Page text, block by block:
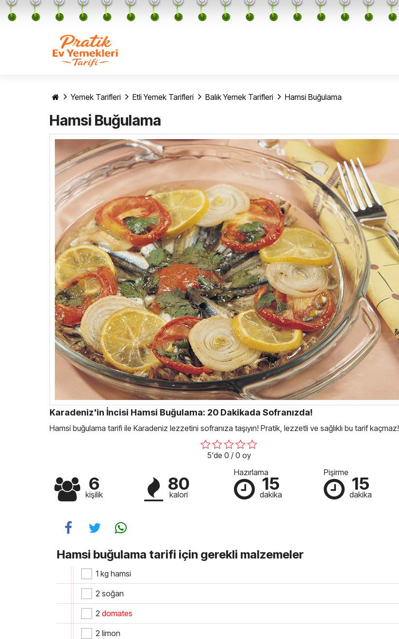
Yemek Tarifleri Etli Yemek Tarifleri Balık Yemek Tarifleri Hamsi Buğulama
Hamsi Buğulama
Karadeniz'in İncisi Hamsi Buğulama: 20 Dakikada Sofranızda!
Hamsi buğulama tarifi ile Karadeniz lezzetini sofranıza taşıyın! Pratik, lezzetli ve sağlıklı bu tarif kaçmaz!
5'de 0 / 0 oy
6
kişilik
80
kalori
Hazırlama
15
dakika
Pişirme
15
dakika
Hamsi buğulama tarifi için gerekli malzemeler
1 kg hamsi
2 soğan
2 domates
2 limon